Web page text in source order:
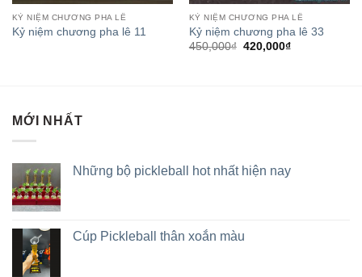
KỶ NIỆM CHƯƠNG PHA LÊ
Kỷ niệm chương pha lê 11
KỶ NIỆM CHƯƠNG PHA LÊ
Kỷ niệm chương pha lê 33
450,000₫ 420,000₫
MỚI NHẤT
Những bộ pickleball hot nhất hiện nay
Cúp Pickleball thân xoắn màu